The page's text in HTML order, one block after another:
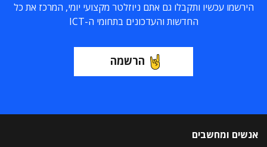
הירשמו עכשיו ותקבלו גם אתם ניוזלטר מקצועי יומי, המרכז את כל
החדשות והעדכונים בתחומי ה-ICT
הרשמה
אנשים ומחשבים